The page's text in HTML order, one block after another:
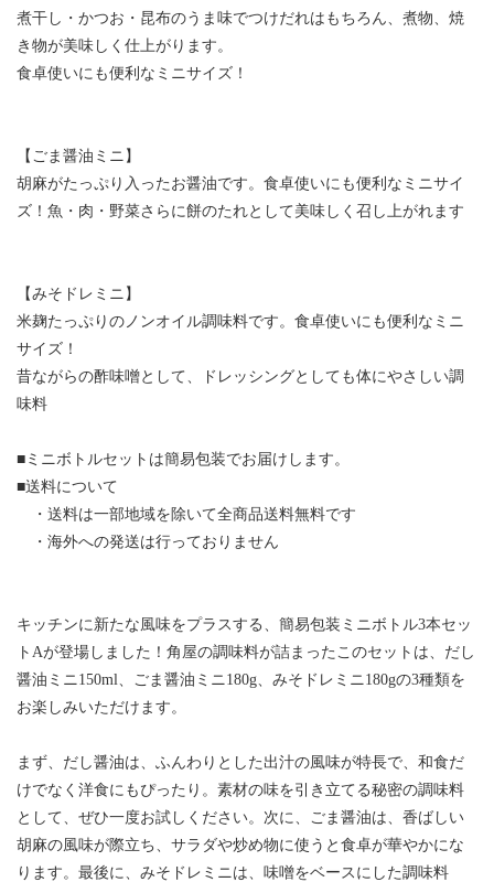
煮干し・かつお・昆布のうま味でつけだれはもちろん、煮物、焼
き物が美味しく仕上がります。
食卓使いにも便利なミニサイズ！
【ごま醤油ミニ】
胡麻がたっぷり入ったお醤油です。食卓使いにも便利なミニサイ
ズ！魚・肉・野菜さらに餅のたれとして美味しく召し上がれます
【みそドレミニ】
米麹たっぷりのノンオイル調味料です。食卓使いにも便利なミニ
サイズ！
昔ながらの酢味噌として、ドレッシングとしても体にやさしい調
味料
■ミニボトルセットは簡易包装でお届けします。
■送料について
・送料は一部地域を除いて全商品送料無料です
・海外への発送は行っておりません
キッチンに新たな風味をプラスする、簡易包装ミニボトル3本セッ
トAが登場しました！角屋の調味料が詰まったこのセットは、だし
醤油ミニ150ml、ごま醤油ミニ180g、みそドレミニ180gの3種類を
お楽しみいただけます。
まず、だし醤油は、ふんわりとした出汁の風味が特長で、和食だ
けでなく洋食にもぴったり。素材の味を引き立てる秘密の調味料
として、ぜひ一度お試しください。次に、ごま醤油は、香ばしい
胡麻の風味が際立ち、サラダや炒め物に使うと食卓が華やかにな
ります。最後に、みそドレミニは、味噌をベースにした調味料